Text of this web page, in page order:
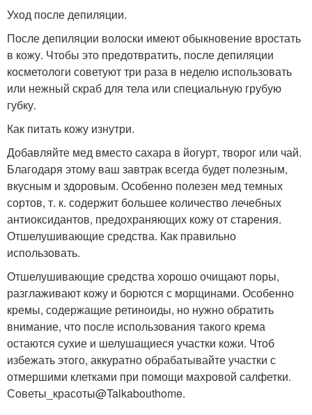
Уход после депиляции.
После депиляции волоски имеют обыкновение вростать
в кожу. Чтобы это предотвратить, после депиляции
косметологи советуют три раза в неделю использовать
или нежный скраб для тела или специальную грубую
губку.
Как питать кожу изнутри.
Добавляйте мед вместо сахара в йогурт, творог или чай.
Благодаря этому ваш завтрак всегда будет полезным,
вкусным и здоровым. Особенно полезен мед темных
сортов, т. к. содержит большее количество лечебных
антиоксидантов, предохраняющих кожу от старения.
Отшелушивающие средства. Как правильно
использовать.
Отшелушивающие средства хорошо очищают поры,
разглаживают кожу и борются с морщинами. Особенно
кремы, содержащие ретиноиды, но нужно обратить
внимание, что после использования такого крема
остаются сухие и шелушащиеся участки кожи. Чтоб
избежать этого, аккуратно обрабатывайте участки с
отмершими клетками при помощи махровой салфетки.
Советы_красоты@Talkabouthome.